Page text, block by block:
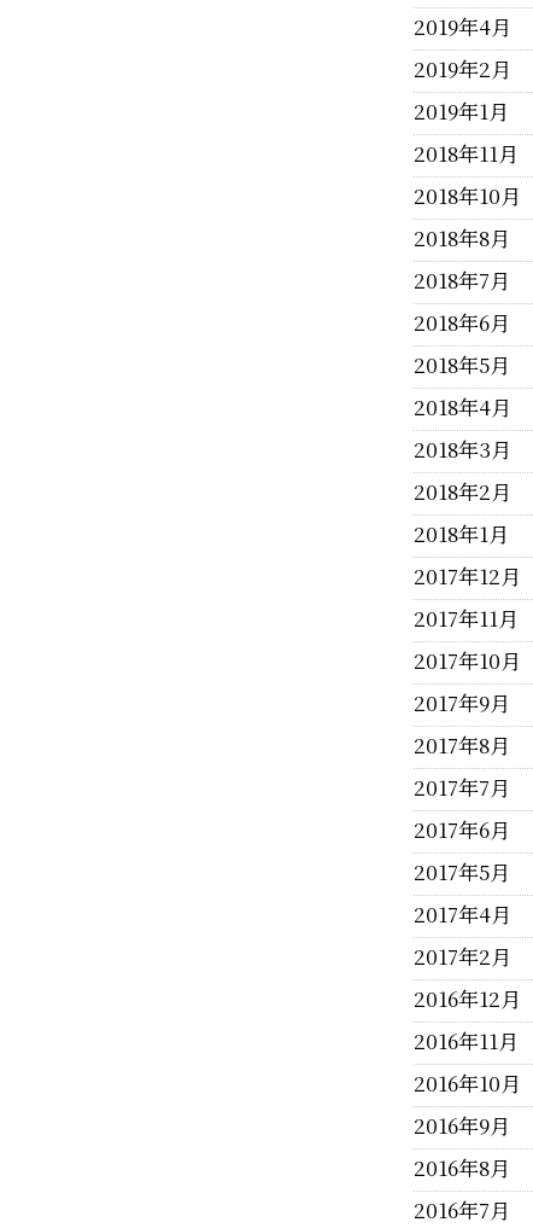
2019年4月
2019年2月
2019年1月
2018年11月
2018年10月
2018年8月
2018年7月
2018年6月
2018年5月
2018年4月
2018年3月
2018年2月
2018年1月
2017年12月
2017年11月
2017年10月
2017年9月
2017年8月
2017年7月
2017年6月
2017年5月
2017年4月
2017年2月
2016年12月
2016年11月
2016年10月
2016年9月
2016年8月
2016年7月